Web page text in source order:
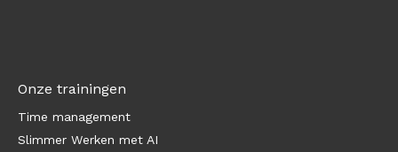
Onze trainingen
Time management
Slimmer Werken met AI